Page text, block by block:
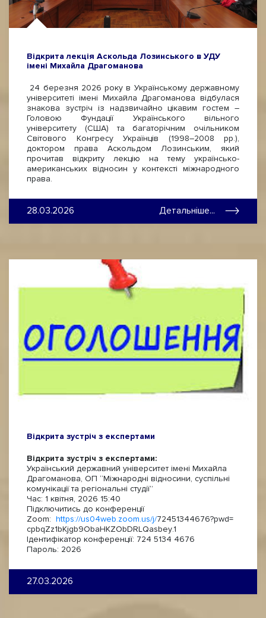
Відкрита лекція Аскольда Лозинського в УДУ
імені Михайла Драгоманова
24 березня 2026 року в Українському державному
університеті імені Михайла Драгоманова відбулася
знакова зустріч із надзвичайно цікавим гостем –
Головою Фундації Українського вільного
університету (США) та багаторічним очільником
Світового Конгресу Українців (1998–2008 рр.),
доктором права Аскольдом Лозинським, який
прочитав відкриту лекцію на тему українсько-
американських відносин у контексті міжнародного
права.
28.03.2026 Детальніше...
Відкрита зустріч з експертами
Відкрита зустріч з експертами:
Український державний університет імені Михайла
Драгоманова, ОП “Міжнародні відносини, суспільні
комунікації та регіональні студії”
Час: 1 квітня, 2026 15:40
Підключитись до конференції
Zoom: https://us04web.zoom.us/j/72451344676?pwd=
cpbqZz1bKjgb9ObaHKZObDRLQasbey.1
Ідентифікатор конференції: 724 5134 4676
Пароль: 2026
27.03.2026